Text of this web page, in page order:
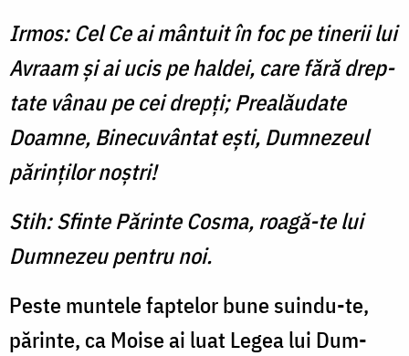
Irmos: Cel Ce ai mântuit în foc pe tinerii lui
Avraam şi ai ucis pe haldei, care fără drep­
tate vânau pe cei drepţi; Prealăudate
Doamne, Binecuvân­tat eşti, Dumnezeul
părinţilor noştri!
Stih: Sfinte Părinte Cosma, roagă-te lui
Dumnezeu pentru noi.
Peste muntele faptelor bune suindu-te,
părinte, ca Moise ai luat Legea lui Dum­